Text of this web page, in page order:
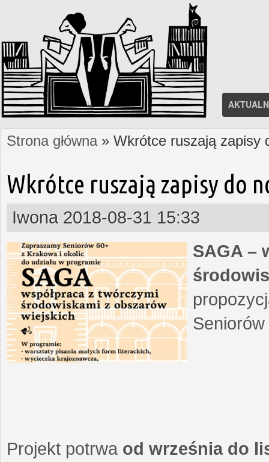
Jesteś tutaj
Strona główna» Wkrótce ruszają zapisy
Wkrótce ruszają zapisy do
Iwona 2018-08-31 15:33
SAGA –
Projekt potrwa od września do